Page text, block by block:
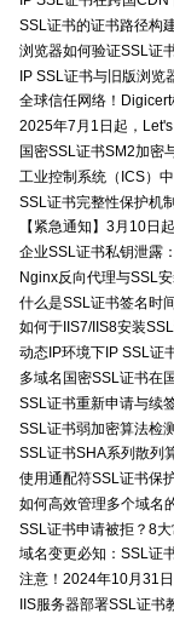
SSL证书的证书路径构
浏览器如何验证SSL证
IP SSL证书与旧版浏览
全球信任网络！
2025年7月1日起，
国密SSL证书SM2加密
工业控制系统（ICS）
SSL证书完整性保护机
【紧急通知】3月10日
企业SSL证书私钥泄露
Nginx反向代理与SSL
什么是SSL证书签名时
如何于IIS7/IIS8安装
动态IP环境下IP SSL证
多域名国密SSL证书在
SSL证书重新申请与续
SSL证书弱加密算法检
使用通配符SSL证书保
如何高效管理多个域名
SSL证书申请被拒？8
域名变更必知：SSL证
IIS服务器部署SSL证书